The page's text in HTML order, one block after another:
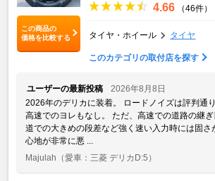
この商品の
価格を比較する
4.66 （46件）
タイヤ・ホイール タイヤ
このカテゴリの取付店を探す
ユーザーの最新投稿
2026年8月8日
2026年のデリカに装着。 ロードノイズは評判通
高速でのヨレもなし。 ただ、高速での道路の継
道での大きめの段差など強く速い入力時には固さ
心地が非常に悪 ...
Majulah （愛車：三菱 デリカD:5）